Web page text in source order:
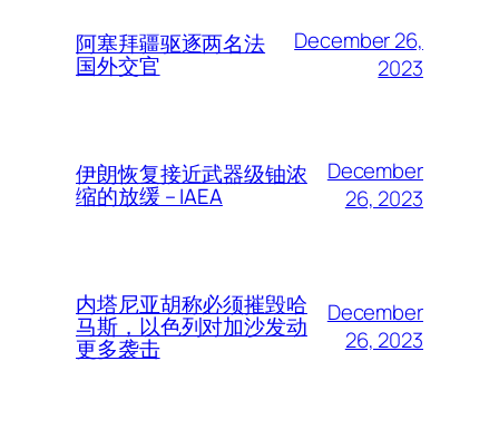
阿塞拜疆驱逐两名法
国外交官
December 26,
2023
伊朗恢复接近武器级铀浓
缩的放缓 – IAEA
December
26, 2023
内塔尼亚胡称必须摧毁哈
马斯，以色列对加沙发动
更多袭击
December
26, 2023